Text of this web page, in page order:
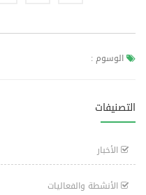
الوسوم :
التصنيفات
الأخبار
الأنشطة والفعاليات